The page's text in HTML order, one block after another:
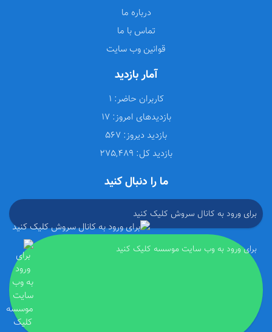
درباره ما
تماس با ما
قوانین وب سایت
آمار بازدید
کاربران حاضر:
بازدیدهای امروز: 17
بازدید دیروز:
بازدید کل:
ما را دنبال کنید
برای ورود به کانال سروش کلیک کنید
برای ورود به وب سایت موسسه کلیک کنید